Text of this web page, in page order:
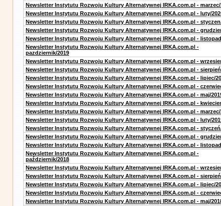
Newsletter Instytutu Rozwoju Kultury Alternatywnej IRKA.com.pl - marzec/
Newsletter Instytutu Rozwoju Kultury Alternatywnej IRKA.com.pl - luty/
Newsletter Instytutu Rozwoju Kultury Alternatywnej IRKA.com.pl -
Newsletter Instytutu Rozwoju Kultury Alternatywnej IRKA.com.pl -
Newsletter Instytutu Rozwoju Kultury Alternatywnej IRKA.com.pl -
Newsletter Instytutu Rozwoju Kultury Alternatywnej IRKA.com.pl -
pazdziernik/2019
Newsletter Instytutu Rozwoju Kultury Alternatywnej IRKA.com.pl -
Newsletter Instytutu Rozwoju Kultury Alternatywnej IRKA.com.pl -
Newsletter Instytutu Rozwoju Kultury Alternatywnej IRKA.com.pl - lipiec/
Newsletter Instytutu Rozwoju Kultury Alternatywnej IRKA.com.pl -
Newsletter Instytutu Rozwoju Kultury Alternatywnej IRKA.com.pl - maj/
Newsletter Instytutu Rozwoju Kultury Alternatywnej IRKA.com.pl -
Newsletter Instytutu Rozwoju Kultury Alternatywnej IRKA.com.pl - marzec/
Newsletter Instytutu Rozwoju Kultury Alternatywnej IRKA.com.pl - luty/
Newsletter Instytutu Rozwoju Kultury Alternatywnej IRKA.com.pl -
Newsletter Instytutu Rozwoju Kultury Alternatywnej IRKA.com.pl -
Newsletter Instytutu Rozwoju Kultury Alternatywnej IRKA.com.pl -
Newsletter Instytutu Rozwoju Kultury Alternatywnej IRKA.com.pl -
październik/2018
Newsletter Instytutu Rozwoju Kultury Alternatywnej IRKA.com.pl -
Newsletter Instytutu Rozwoju Kultury Alternatywnej IRKA.com.pl -
Newsletter Instytutu Rozwoju Kultury Alternatywnej IRKA.com.pl - lipiec/
Newsletter Instytutu Rozwoju Kultury Alternatywnej IRKA.com.pl -
Newsletter Instytutu Rozwoju Kultury Alternatywnej IRKA.com.pl - maj/